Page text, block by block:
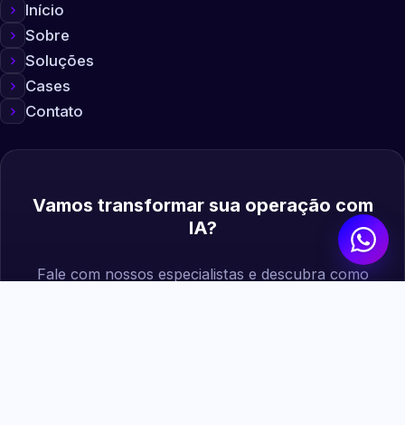
Início
Sobre
Soluções
Cases
Contato
Vamos transformar sua operação com
IA?
Fale com nossos especialistas e descubra como